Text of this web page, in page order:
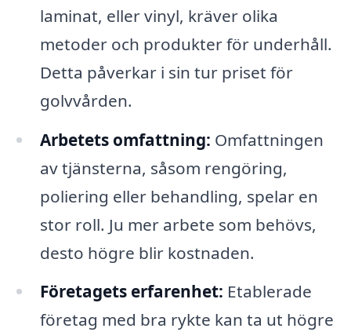
laminat, eller vinyl, kräver olika
metoder och produkter för underhåll.
Detta påverkar i sin tur priset för
golvvården.
Arbetets omfattning: Omfattningen
av tjänsterna, såsom rengöring,
poliering eller behandling, spelar en
stor roll. Ju mer arbete som behövs,
desto högre blir kostnaden.
Företagets erfarenhet: Etablerade
företag med bra rykte kan ta ut högre